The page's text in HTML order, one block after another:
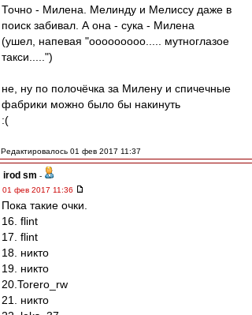
Точно - Милена. Мелинду и Мелиссу даже в
поиск забивал. А она - сука - Милена
(ушел, напевая "ооооооооо..... мутноглазое
такси.....")
не, ну по полочёчка за Милену и спичечные
фабрики можно было бы накинуть
:(
Редактировалось 01 фев 2017 11:37
irod sm -
01 фев 2017 11:36
Пока такие очки.
16. flint
17. flint
18. никто
19. никто
20.Torero_rw
21. никто